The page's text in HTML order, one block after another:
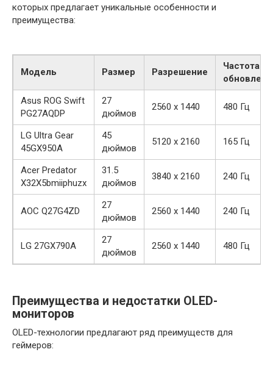
которых предлагает уникальные особенности и
преимущества:
Модель Размер Разрешение
Частота
Asus ROG Swift
PG27AQDP
27
дюймов
2560 x 1440 480 Гц
LG Ultra Gear
45GX950A
45
дюймов
5120 x 2160 165 Гц
Acer Predator
X32X5bmiiphuzx
31.5
дюймов
3840 x 2160 240 Гц
AOC Q27G4ZD
27
дюймов
2560 x 1440 240 Гц
LG 27GX790A
27
дюймов
2560 x 1440 480 Гц
Преимущества и недостатки OLED-
мониторов
OLED-технологии предлагают ряд преимуществ для
геймеров: